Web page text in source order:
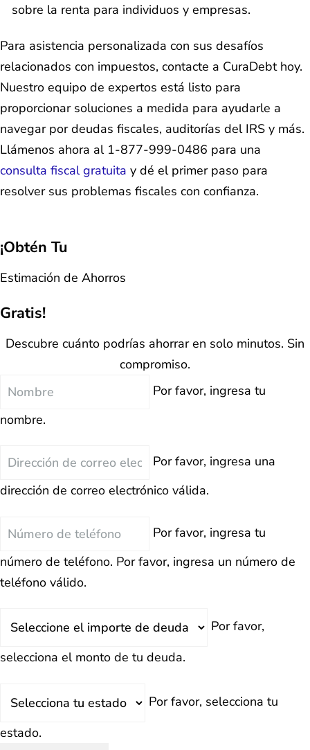
sobre la renta para individuos y empresas.
Para asistencia personalizada con sus desafíos
relacionados con impuestos, contacte a CuraDebt hoy.
Nuestro equipo de expertos está listo para
proporcionar soluciones a medida para ayudarle a
navegar por deudas fiscales, auditorías del IRS y más.
Llámenos ahora al 1-877-999-0486 para una
consulta fiscal gratuita y dé el primer paso para
resolver sus problemas fiscales con confianza.
¡Obtén Tu
Estimación de Ahorros
Gratis!
Descubre cuánto podrías ahorrar en solo minutos. Sin
compromiso.
Nombre
Por favor, ingresa tu
nombre.
Correo
Por favor, ingresa una
dirección de correo electrónico válida.
Teléfono
Por favor, ingresa tu
número de teléfono. Por favor, ingresa un número de
teléfono válido.
Por favor,
selecciona el monto de tu deuda.
Por favor, selecciona tu
estado.